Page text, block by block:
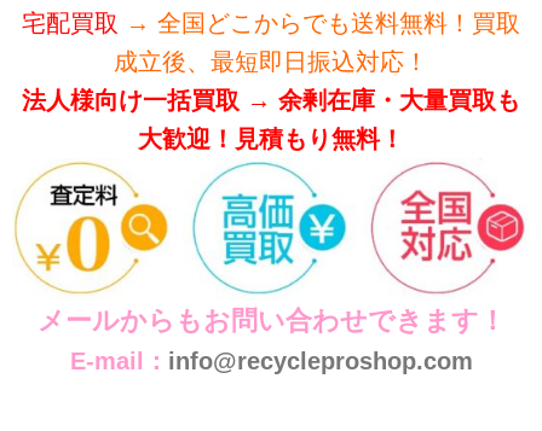
宅配買取 → 全国どこからでも送料無料！買取
成立後、最短即日振込対応！
法人様向け一括買取 → 余剰在庫・大量買取も
大歓迎！見積もり無料！
メールからもお問い合わせできます！
E-mail： info@recycleproshop.com